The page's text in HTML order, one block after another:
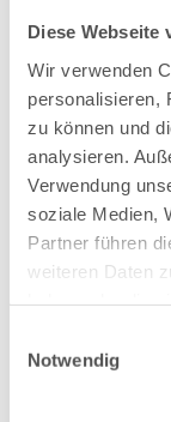
Diese Webseite
Wir verwenden
personalisieren,
zu können und
analysieren.
Verwendung
soziale Medien,
Partner führen
weiteren Daten
Notwendig